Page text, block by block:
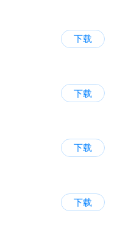
下载
下载
下载
下载